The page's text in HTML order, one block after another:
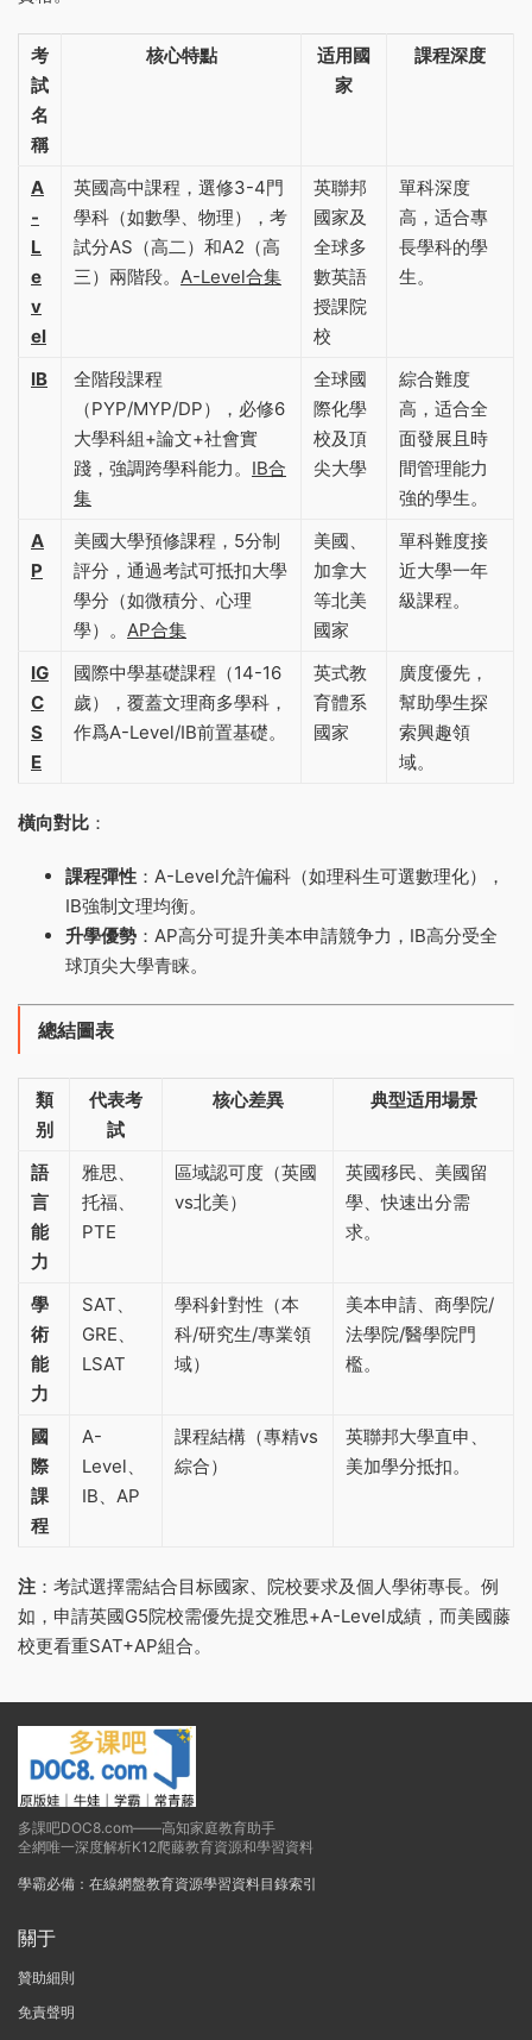
考
試
名
稱
核心特點
适用國
家
課程深度
A
-
L
e
v
el
英國高中課程，選修3-4門
學科（如數學、物理），考
試分AS（高二）和A2（高
三）兩階段‌。 A-Level合集
英聯邦
國家及
全球多
數英語
授課院
校
單科深度
高，适合專
長學科的學
生‌。
IB
全階段課程
（PYP/MYP/DP），必修6
大學科組+論文+社會實
踐，強調跨學科能力‌。 IB合
集
全球國
際化學
校及頂
尖大學
綜合難度
高，适合全
面發展且時
間管理能力
強的學生‌。
A
P
美國大學預修課程，5分制
評分，通過考試可抵扣大學
學分（如微積分、心理
學）‌。 AP合集
美國、
加拿大
等北美
國家
單科難度接
近大學一年
級課程‌。
IG
C
S
E
國際中學基礎課程（14-16
歲），覆蓋文理商多學科，
作爲A-Level/IB前置基礎‌。
英式教
育體系
國家
廣度優先，
幫助學生探
索興趣領
域‌。
橫向對比 ‌：
課程彈性 ‌：A-Level允許偏科（如理科生可選數理化），
IB強制文理均衡‌。
升學優勢 ‌：AP高分可提升美本申請競争力，IB高分受全
球頂尖大學青睐‌。
總結圖表
類
别
代表考
試
核心差異 典型适用場景
語
言
能
力
雅思、
托福、
PTE
區域認可度（英國
vs北美）
英國移民、美國留
學、快速出分需
求‌。
學
術
能
力
SAT、
GRE、
LSAT
學科針對性（本
科/研究生/專業領
域）
美本申請、商學院/
法學院/醫學院門
檻‌。
國
際
課
程
A-
Level、
IB、AP
課程結構（專精vs
綜合）
英聯邦大學直申、
美加學分抵扣‌。
注 ‌：考試選擇需結合目标國家、院校要求及個人學術專長。例
如，申請英國G5院校需優先提交雅思+A-Level成績，而美國藤
校更看重SAT+AP組合‌。
多課吧DOC8.com——高知家庭教育助手
全網唯一深度解析K12爬藤教育資源和學習資料
學霸必備：在線網盤教育資源學習資料目錄索引
關于
贊助細則
免責聲明